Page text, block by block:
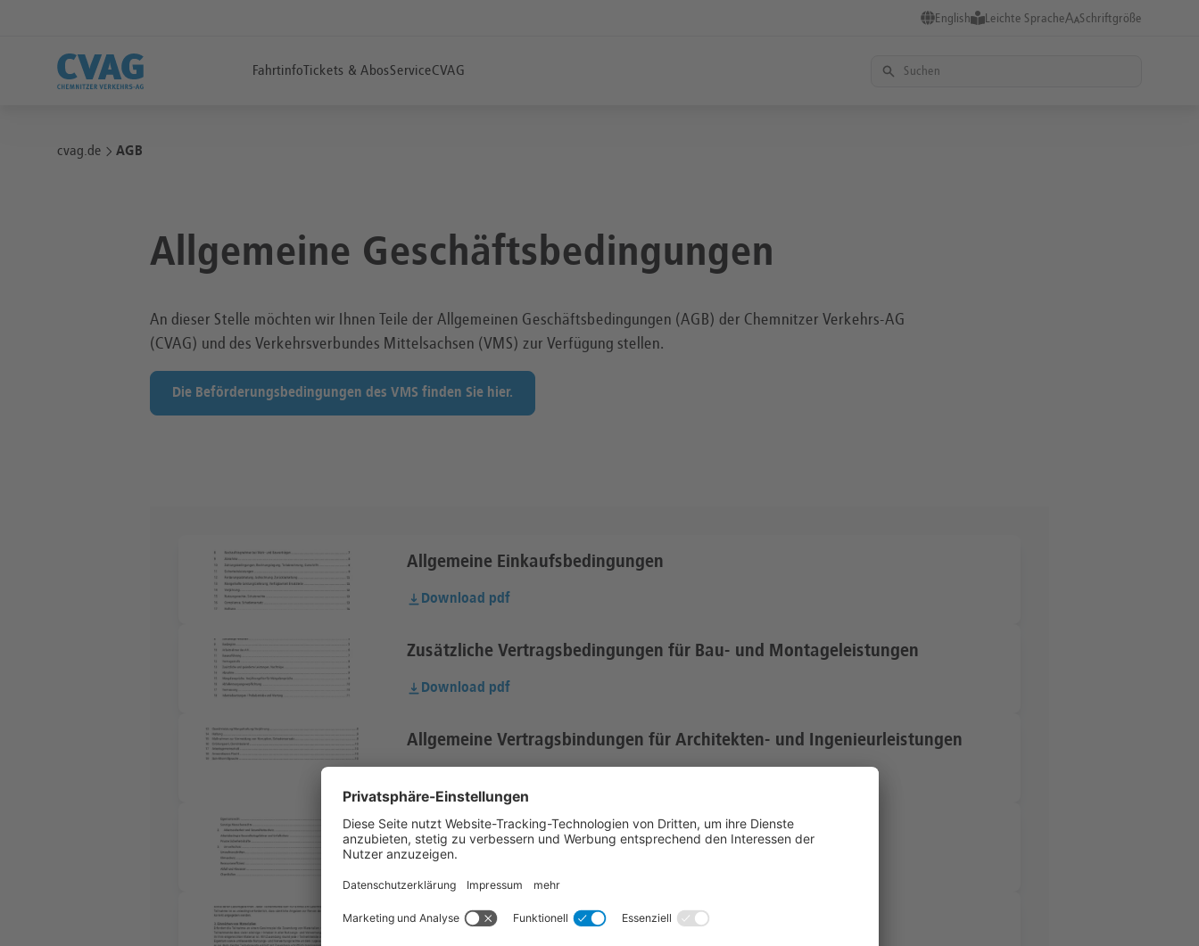
English Leichte Sprache Schriftgröße
FahrtinfoTickets & AbosServiceCVAG
cvag.de AGB
Allgemeine Geschäftsbedingungen
An dieser Stelle möchten wir Ihnen Teile der Allgemeinen Geschäftsbedingungen (AGB) der Chemnitzer Verkehrs-AG
(CVAG) und des Verkehrsverbundes Mittelsachsen (VMS) zur Verfügung stellen.
Die Beförderungsbedingungen des VMS finden Sie hier.
Allgemeine Einkaufsbedingungen
Download pdf
Zusätzliche Vertragsbedingungen für Bau- und Montageleistungen
Download pdf
Allgemeine Vertragsbindungen für Architekten- und Ingenieurleistungen
Verhaltenskodex für Lieferant:innen
Teilnahmebedingungen für Gewinnspiele